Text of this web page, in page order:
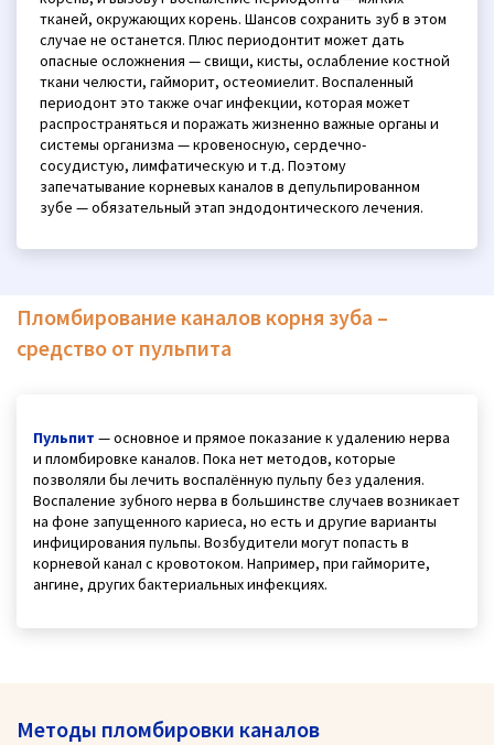
тканей, окружающих корень. Шансов сохранить зуб в этом
случае не останется. Плюс периодонтит может дать
опасные осложнения — свищи, кисты, ослабление костной
ткани челюсти, гайморит, остеомиелит. Воспаленный
периодонт это также очаг инфекции, которая может
распространяться и поражать жизненно важные органы и
системы организма — кровеносную, сердечно-
сосудистую, лимфатическую и т.д. Поэтому
запечатывание корневых каналов в депульпированном
зубе — обязательный этап эндодонтического лечения.
Пломбирование каналов корня зуба –
средство от пульпита
Пульпит — основное и прямое показание к удалению нерва
и пломбировке каналов. Пока нет методов, которые
позволяли бы лечить воспалённую пульпу без удаления.
Воспаление зубного нерва в большинстве случаев возникает
на фоне запущенного кариеса, но есть и другие варианты
инфицирования пульпы. Возбудители могут попасть в
корневой канал с кровотоком. Например, при гайморите,
ангине, других бактериальных инфекциях.
Методы пломбировки каналов